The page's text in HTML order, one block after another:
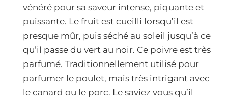
vénéré pour sa saveur intense, piquante et
puissante. Le fruit est cueilli lorsqu’il est
presque mûr, puis séché au soleil jusqu’à ce
qu’il passe du vert au noir. Ce poivre est très
parfumé. Traditionnellement utilisé pour
parfumer le poulet, mais très intrigant avec
le canard ou le porc. Le saviez vous qu’il